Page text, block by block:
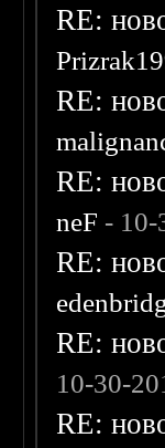
RE:
RE:
RE:
neF - 10-
RE:
RE:
10-30-
RE: